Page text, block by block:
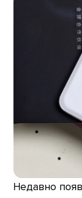
Недавно